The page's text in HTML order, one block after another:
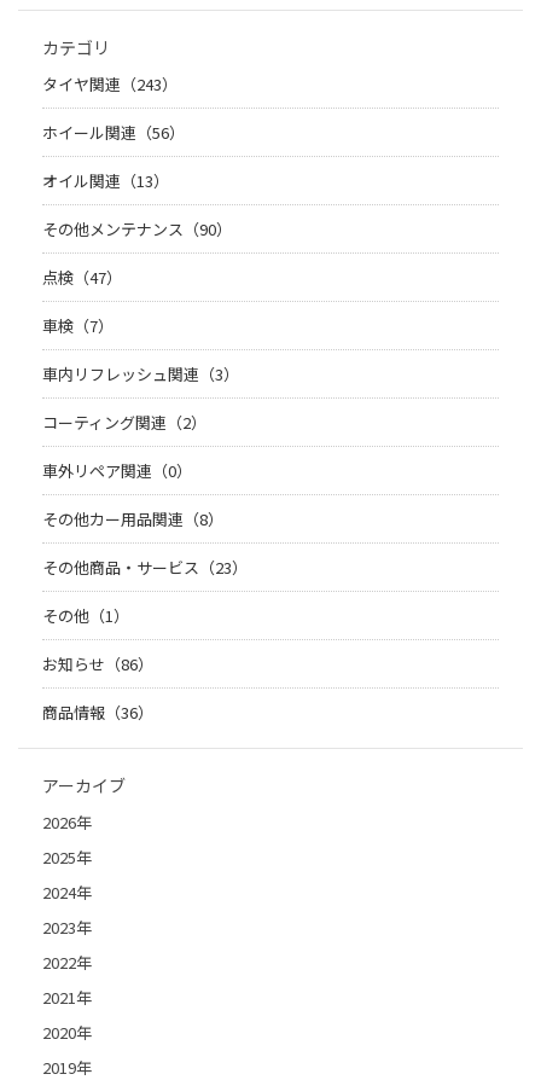
カテゴリ
タイヤ関連（243）
ホイール関連（56）
オイル関連（13）
その他メンテナンス（90）
点検（47）
車検（7）
車内リフレッシュ関連（3）
コーティング関連（2）
車外リペア関連（0）
その他カー用品関連（8）
その他商品・サービス（23）
その他（1）
お知らせ（86）
商品情報（36）
アーカイブ
2026年
2025年
2024年
2023年
2022年
2021年
2020年
2019年